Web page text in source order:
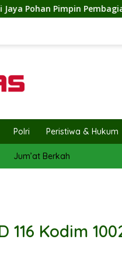
Bendera Merah Putih,
Polri Peristiwa & Hukum
Jum’at Berkah
116 Kodim